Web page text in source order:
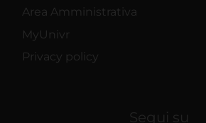
Area Amministrativa
MyUnivr
Privacy policy
Segui su